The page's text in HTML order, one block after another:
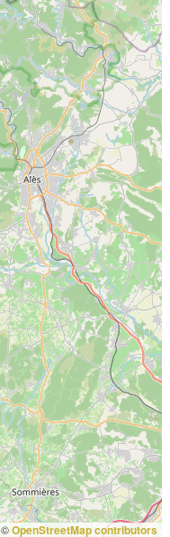
©OpenStreetMap contributors